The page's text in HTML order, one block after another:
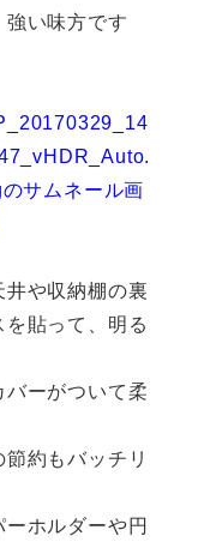
強い味方です
や収納棚の裏
貼って、明る
ーがついて柔
約もバッチリ
ホルダーや円